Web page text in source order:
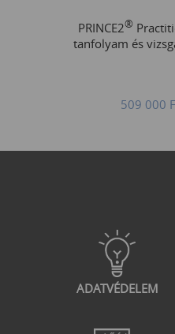
PRINCE2®
tanfolyam és
509 000
ADATVÉDELEM